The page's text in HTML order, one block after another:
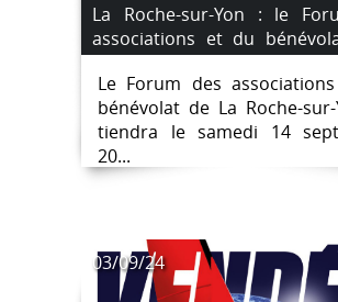
La Roche-sur-Yon : le
associations et du
"Faites du sport" le
septembre 2024
Le Forum des
bénévolat de La Roche-
tiendra le samedi 14
20...
03/09/24